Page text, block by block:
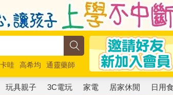
哇 高希均
通靈藥師
玩具親子 3C電玩 家電 居家休閒 日用